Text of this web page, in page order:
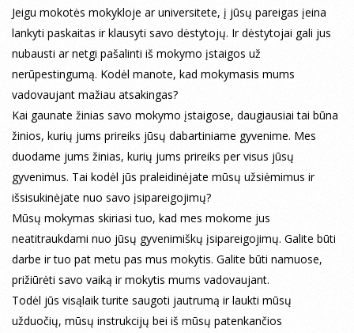
Jeigu mokotės mokykloje ar universitete, į jūsų pareigas įeina
lankyti paskaitas ir klausyti savo dėstytojų. Ir dėstytojai gali jus
nubausti ar netgi pašalinti iš mokymo įstaigos už
nerūpestingumą. Kodėl manote, kad mokymasis mums
vadovaujant mažiau atsakingas?
Kai gaunate žinias savo mokymo įstaigose, daugiausiai tai būna
žinios, kurių jums prireiks jūsų dabartiniame gyvenime. Mes
duodame jums žinias, kurių jums prireiks per visus jūsų
gyvenimus. Tai kodėl jūs praleidinėjate mūsų užsiėmimus ir
išsisukinėjate nuo savo įsipareigojimų?
Mūsų mokymas skiriasi tuo, kad mes mokome jus
neatitraukdami nuo jūsų gyvenimiškų įsipareigojimų. Galite būti
darbe ir tuo pat metu pas mus mokytis. Galite būti namuose,
prižiūrėti savo vaiką ir mokytis mums vadovaujant.
Todėl jūs visąlaik turite saugoti jautrumą ir laukti mūsų
užduočių, mūsų instrukcijų bei iš mūsų patenkančios